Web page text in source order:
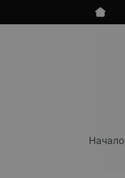
Начало